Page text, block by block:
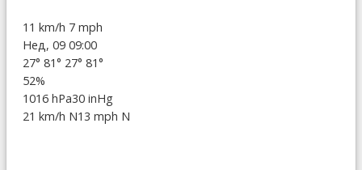
11 km/h 7 mph
Нед, 09 09:00
27° 81° 27° 81°
52%
1016 hPa30 inHg
21 km/h N13 mph N